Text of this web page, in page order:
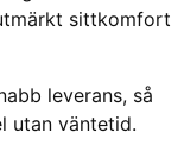
sittkomfort
leverans, så
utan väntetid.